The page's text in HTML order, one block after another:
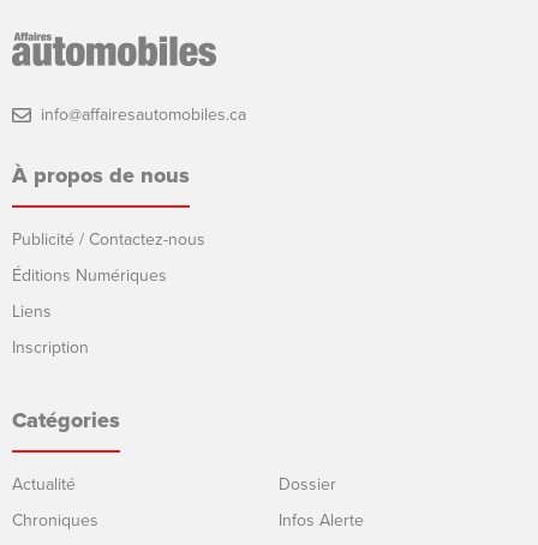
info@affairesautomobiles.ca
À propos de nous
Publicité / Contactez-nous
Éditions Numériques
Liens
Inscription
Catégories
Actualité
Chroniques
Dossier
Infos Alerte